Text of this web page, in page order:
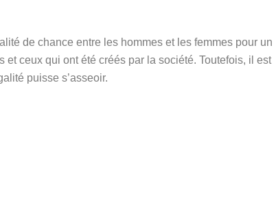
de chance entre les hommes et les femmes pour un
et ceux qui ont été créés par la société. Toutefois, il est
puisse s’asseoir.